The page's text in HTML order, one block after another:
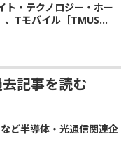
ト・テクノロジー・ホー
、Tモバイル［TMUS...
去記事を読む
ど半導体・光通信関連企